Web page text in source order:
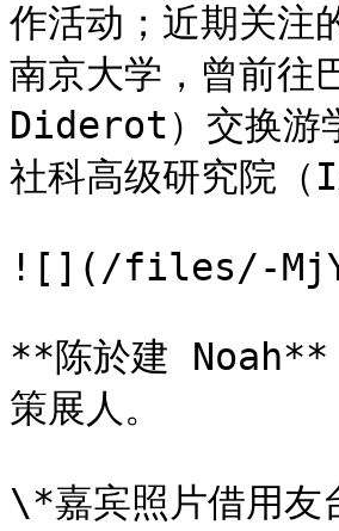
作活动；近期关注
南京大学，曾前
Diderot）交换游
社科高级研究院（
![](/files/-
**陈於建 Noah**
策展人。
\*嘉宾照片借用友